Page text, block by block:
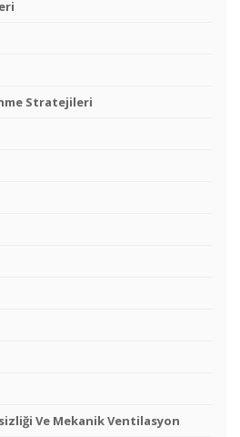
Stratejileri
Ve Mekanik Ventilasyon